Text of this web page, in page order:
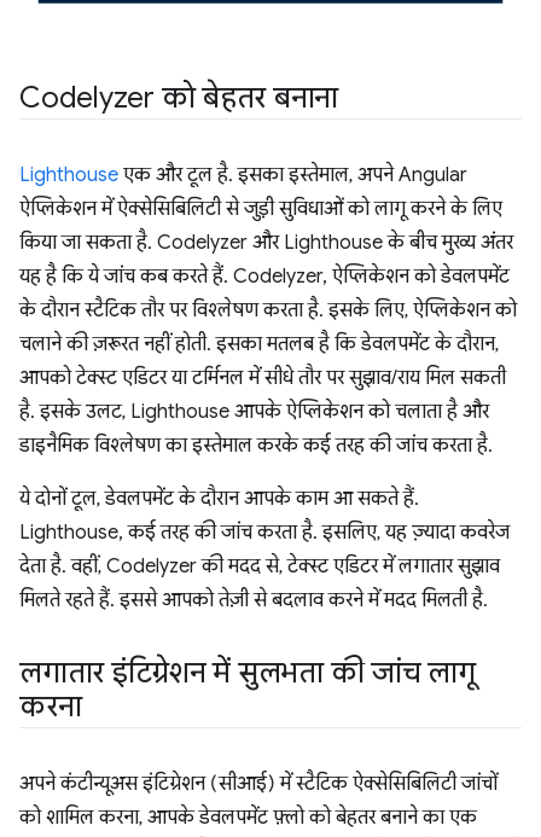
Codelyzer को बेहतर बनाना
Lighthouse एक और टूल है. इसका इस्तेमाल, अपने Angular
ऐप्लिकेशन में ऐक्सेसिबिलिटी से जुड़ी सुविधाओं को लागू करने के लिए
किया जा सकता है. Codelyzer और Lighthouse के बीच मुख्य अंतर
यह है कि ये जांच कब करते हैं. Codelyzer, ऐप्लिकेशन को डेवलपमेंट
के दौरान स्टैटिक तौर पर विश्लेषण करता है. इसके लिए, ऐप्लिकेशन को
चलाने की ज़रूरत नहीं होती. इसका मतलब है कि डेवलपमेंट के दौरान,
आपको टेक्स्ट एडिटर या टर्मिनल में सीधे तौर पर सुझाव/राय मिल सकती
है. इसके उलट, Lighthouse आपके ऐप्लिकेशन को चलाता है और
डाइनैमिक विश्लेषण का इस्तेमाल करके कई तरह की जांच करता है.
ये दोनों टूल, डेवलपमेंट के दौरान आपके काम आ सकते हैं.
Lighthouse, कई तरह की जांच करता है. इसलिए, यह ज़्यादा कवरेज
देता है. वहीं, Codelyzer की मदद से, टेक्स्ट एडिटर में लगातार सुझाव
मिलते रहते हैं. इससे आपको तेज़ी से बदलाव करने में मदद मिलती है.
लगातार इंटिग्रेशन में सुलभता की जांच लागू
करना
अपने कंटीन्यूअस इंटिग्रेशन (सीआई) में स्टैटिक ऐक्सेसिबिलिटी जांचों
को शामिल करना, आपके डेवलपमेंट फ़्लो को बेहतर बनाने का एक